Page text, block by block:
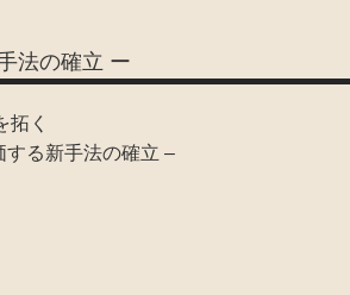
法の確立 ー
拓く
する新手法の確立 –